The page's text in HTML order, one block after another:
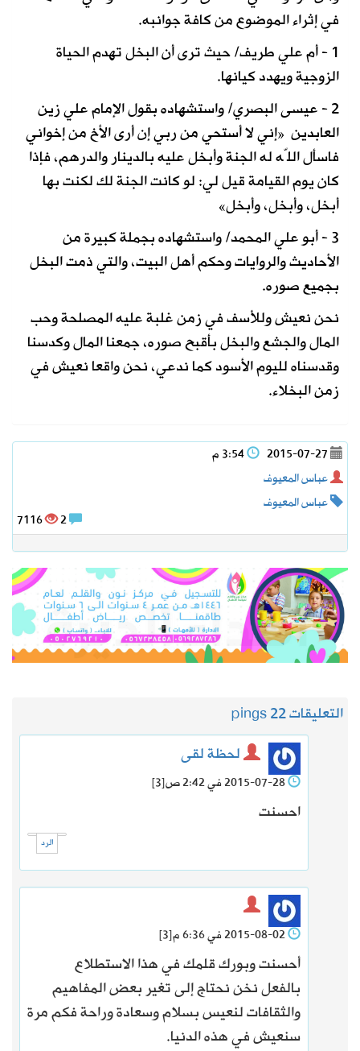
في إثراء الموضوع من كافة جوانبه.
1 - أم علي طريف/ حيث ترى أن البخل تهدم الحياة
الزوجية ويهدد كيانها.
2 - عيسى البصري/ واستشهاده بقول الإمام علي زين
العابدين «إني لا أستحي من ربي إن أرى الأخ من إخواني
فاسأل اللّه له الجنة وأبخل عليه بالدينار والدرهم، فإذا
كان يوم القيامة قيل لي: لو كانت الجنة لك لكنت بها
أبخل، وأبخل، وأبخل»
3 - أبو علي المحمد/ واستشهاده بجملة كبيرة من
الأحاديث والروايات وحكم أهل البيت، والتي ذمت البخل
بجميع صوره.
نحن نعيش وللأسف في زمن غلبة عليه المصلحة وحب
المال والجشع والبخل بأقبح صوره، جمعنا المال وكدسنا
وقدسناه لليوم الأسود كما ندعي، نحن واقعا نعيش في
زمن البخلاء.
2015-07-27
عباس المعيوف
عباس المعيوف
7116
التعليقات 2 2 pings
لحظة لقى
[3]
احسنت
الرد
[3]
أحسنت وبورك قلمك في هذا الاستطلاع
بالفعل نخن نحتاج إلى تغير بعض المفاهيم
والثقافات لنعيس بسلام وسعادة وراحة فكم مرة
سنعيش في هذه الدنيا.